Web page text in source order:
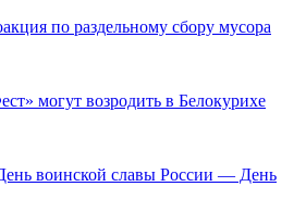
по раздельному сбору мусора
могут возродить в Белокурихе
День воинской славы России — День